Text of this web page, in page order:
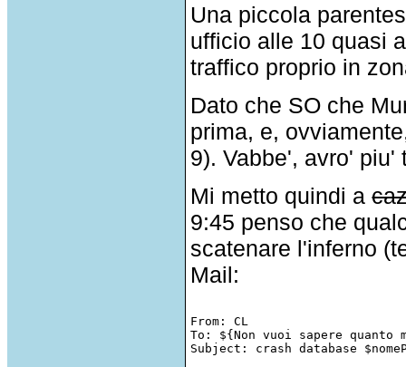
Una piccola
ufficio alle 10 quasi
traffico proprio in
Dato che SO che
prima, e,
9). Vabbe', avro' piu'
Mi metto quindi a
9:45 penso che
scatenare l'inferno
Mail:
From: CL
To: ${Non vuoi sapere
Subject: crash database